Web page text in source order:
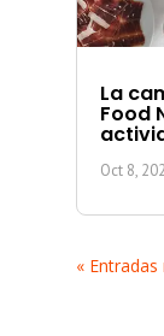
La
Food
Oct 8,
«